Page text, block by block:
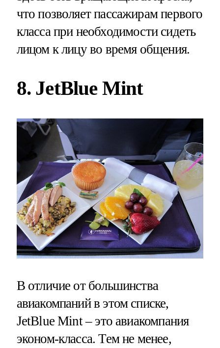
что позволяет пассажирам первого
класса при необходимости сидеть
лицом к лицу во время общения.
8. JetBlue Mint
В отличие от большинства
авиакомпаний в этом списке,
JetBlue Mint – это авиакомпания
эконом-класса. Тем не менее,